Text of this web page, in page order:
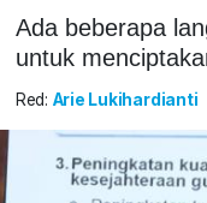
Ada beberapa
untuk
Red: Arie Lukihardianti